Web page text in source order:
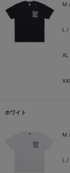
M /
L /
XL
ホワイト
M /
L /